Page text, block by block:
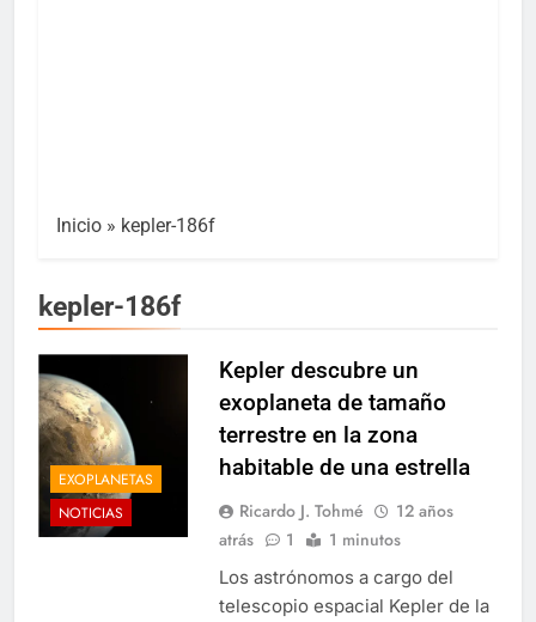
Inicio » kepler-186f
kepler-186f
EXOPLANETAS
NOTICIAS
Kepler descubre un
exoplaneta de tamaño
terrestre en la zona
habitable de una estrella
Ricardo J. Tohmé
12 años
atrás
1 1 minutos
Los astrónomos a cargo del
telescopio espacial Kepler de la